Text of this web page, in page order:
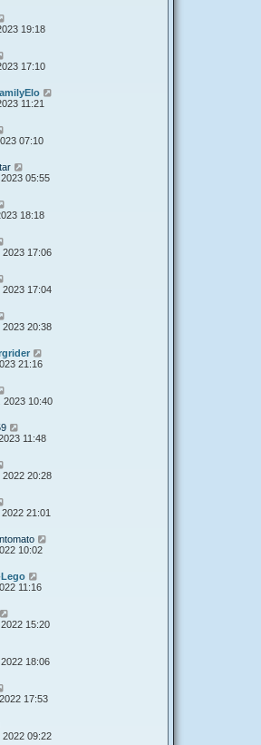
19:18
17:10
11:21
07:10
05:55
18:18
17:06
17:04
2023 20:38
21:16
2023 10:40
11:48
20:28
21:01
10:02
11:16
15:20
18:06
17:53
09:22